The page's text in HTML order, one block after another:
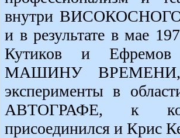
внутри ВИСОКОСНОГО
и в результате в мае
Кутиков и Ефремов
МАШИНУ ВРЕМЕНИ,
эксперименты в
АВТОГРАФЕ, к
присоединился и Крис